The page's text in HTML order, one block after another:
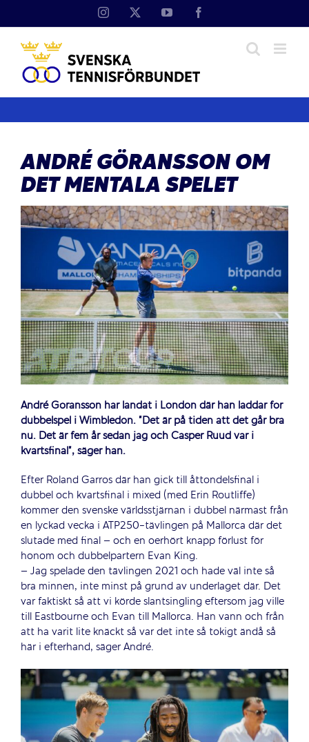
Instagram YouTube
ANDRÉ GÖRANSSON OM
DET MENTALA SPELET
André Göransson har landat i London där han laddar för
dubbelspel i Wimbledon. ”Det är på tiden att det går bra
nu. Det är fem år sedan jag och Casper Ruud var i
kvartsfinal”, säger han.
Efter Roland Garros där han gick till åttondelsfinal i
dubbel och kvartsfinal i mixed (med Erin Routliffe)
kommer den svenske världsstjärnan i dubbel närmast från
en lyckad vecka i ATP250-tävlingen på Mallorca där det
slutade med final – och en oerhört knapp förlust för
honom och dubbelpartern Evan King.
– Jag spelade den tävlingen 2021 och hade väl inte så
bra minnen, inte minst på grund av underlaget där. Det
var faktiskt så att vi körde slantsingling eftersom jag ville
till Eastbourne och Evan till Mallorca. Han vann och från
att ha varit lite knäckt så var det inte så tokigt ändå så
här i efterhand, säger André.